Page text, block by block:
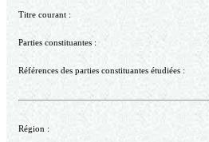
Titre courant :
Parties constituantes :
Références des parties constituantes étudiées :
Région :